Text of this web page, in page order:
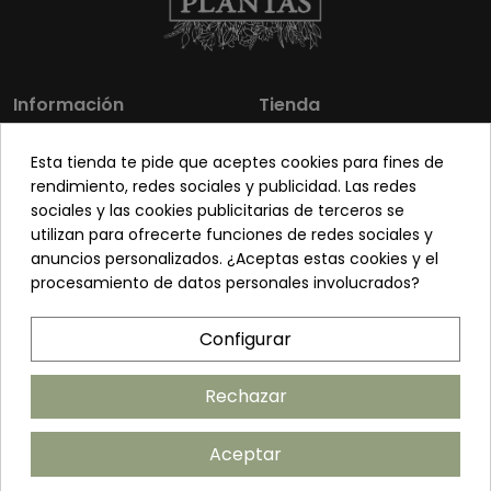
Información
Los más vendidos
Sobre nosotros
Pon tu planta guapa
Preguntas frecuentes
Tienda
Mi cuenta
Contacto
Envíos y Devoluciones
Venta a profesionales
Términos y condiciones
Política de cookies
Esta tienda te pide que aceptes cookies para fines de
rendimiento, redes sociales y publicidad. Las redes
sociales y las cookies publicitarias de terceros se
utilizan para ofrecerte funciones de redes sociales y
anuncios personalizados. ¿Aceptas estas cookies y el
procesamiento de datos personales involucrados?
Configurar
Rechazar
Aceptar